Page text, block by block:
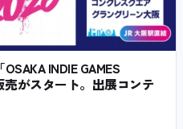
INDIE GAMES
売がスタート。出展コンテ